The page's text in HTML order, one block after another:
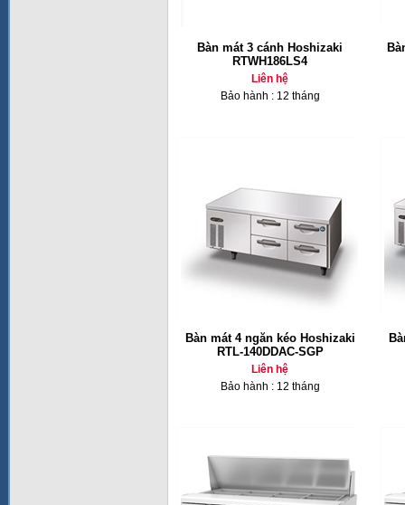
Bàn mát 3 cánh Hoshizaki
RTWH186LS4
Liên hệ
Bảo hành : 12 tháng
Bàn mát 4 ngăn kéo Hoshizaki
RTL-140DDAC-SGP
Liên hệ
Bảo hành : 12 tháng